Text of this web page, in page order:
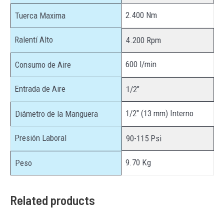
Tuerca Maxima 2.400 Nm
Ralentí Alto 4.200 Rpm
Consumo de Aire 600 l/min
Entrada de Aire 1/2″
Diámetro de la Manguera 1/2″ (13 mm) Interno
Presión Laboral 90-115 Psi
Peso 9.70 Kg
Related products